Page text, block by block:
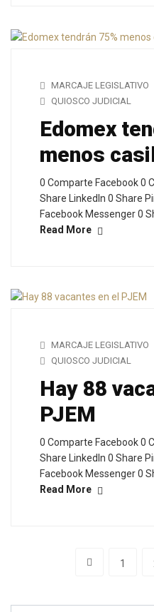
MARCAJE LEGISLATIVO
QUIOSCO JUDICIAL
Edomex
menos
0 Comparte Facebook 0
Share LinkedIn 0 Share
Facebook Messenger 0
Read More
MARCAJE LEGISLATIVO
QUIOSCO JUDICIAL
Hay 88
PJEM
0 Comparte Facebook 0
Share LinkedIn 0 Share
Facebook Messenger 0
Read More
1